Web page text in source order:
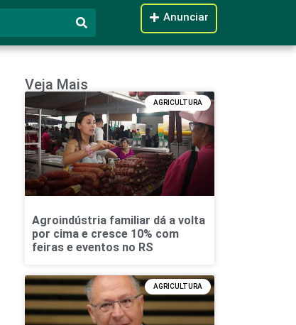
Anunciar
Veja Mais
AGRICULTURA
Agroindústria familiar dá a volta
por cima e cresce 10% com
feiras e eventos no RS
AGRICULTURA